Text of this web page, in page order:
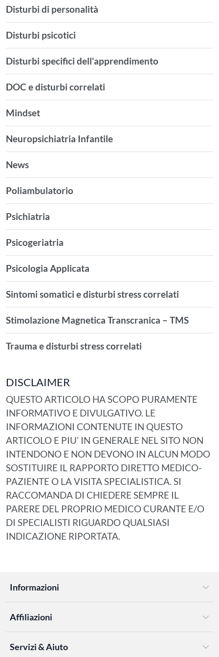
Disturbi di personalità
Disturbi psicotici
Disturbi specifici dell'apprendimento
DOC e disturbi correlati
Mindset
Neuropsichiatria Infantile
News
Poliambulatorio
Psichiatria
Psicogeriatria
Psicologia Applicata
Sintomi somatici e disturbi stress correlati
Stimolazione Magnetica Transcranica – TMS
Trauma e disturbi stress correlati
DISCLAIMER
QUESTO ARTICOLO HA SCOPO PURAMENTE
INFORMATIVO E DIVULGATIVO. LE
INFORMAZIONI CONTENUTE IN QUESTO
ARTICOLO E PIU’ IN GENERALE NEL SITO NON
INTENDONO E NON DEVONO IN ALCUN MODO
SOSTITUIRE IL RAPPORTO DIRETTO MEDICO-
PAZIENTE O LA VISITA SPECIALISTICA. SI
RACCOMANDA DI CHIEDERE SEMPRE IL
PARERE DEL PROPRIO MEDICO CURANTE E/O
DI SPECIALISTI RIGUARDO QUALSIASI
INDICAZIONE RIPORTATA.
Informazioni
Affiliazioni
Servizi & Aiuto